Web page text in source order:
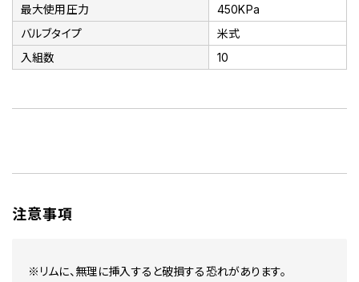
最大使用圧力
450KPa
バルブタイプ
米式
入組数
10
注意事項
※リムに、無理に挿入すると破損する恐れがあります。